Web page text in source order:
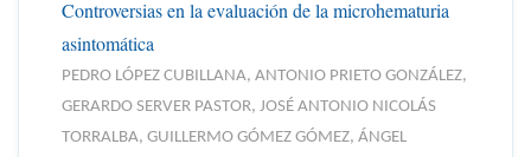
Controversias en la evaluación de la microhematuria
asintomática
PEDRO LÓPEZ CUBILLANA, ANTONIO PRIETO GONZÁLEZ,
GERARDO SERVER PASTOR, JOSÉ ANTONIO NICOLÁS
TORRALBA, GUILLERMO GÓMEZ GÓMEZ, ÁNGEL